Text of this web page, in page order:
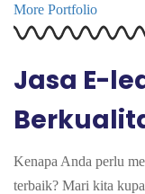
More Portfolio
Jasa E-
Kenapa Anda perlu
terbaik? Mari kita